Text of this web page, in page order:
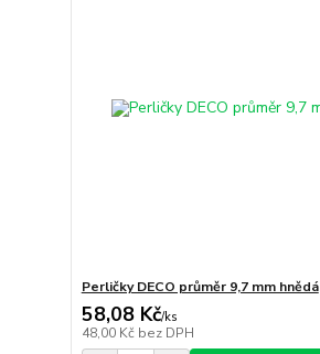
Perličky DECO průměr 9,7 mm hnědá
58,08 Kč/ks
48,00 Kč bez DPH